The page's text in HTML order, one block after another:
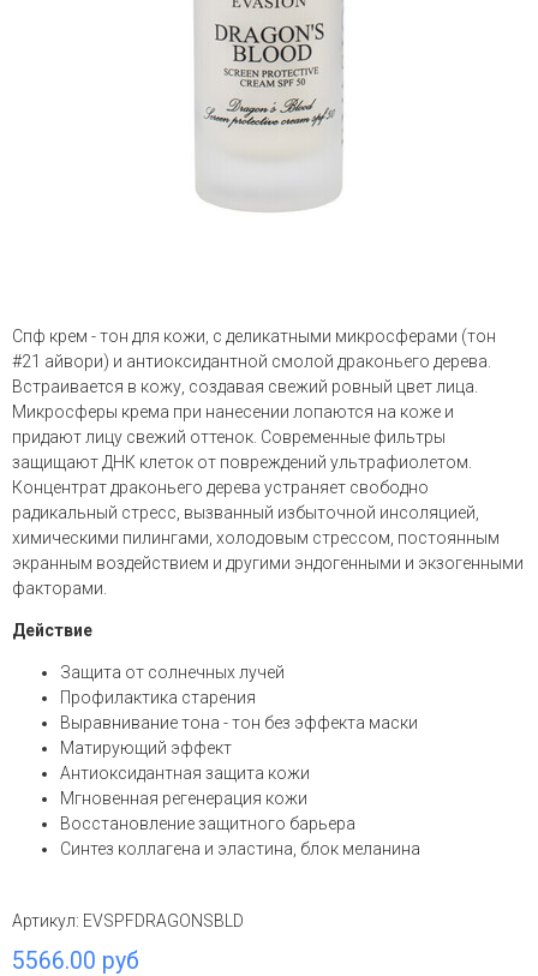
Спф крем - тон для кожи, с деликатными микросферами (тон
#21 айвори) и антиоксидантной смолой драконьего дерева.
Встраивается в кожу, создавая свежий ровный цвет лица.
Микросферы крема при нанесении лопаются на коже и
придают лицу свежий оттенок. Современные фильтры
защищают ДНК клеток от повреждений ультрафиолетом.
Концентрат драконьего дерева устраняет свободно
радикальный стресс, вызванный избыточной инсоляцией,
химическими пилингами, холодовым стрессом, постоянным
экранным воздействием и другими эндогенными и экзогенными
факторами.
Действие
Защита от солнечных лучей
Профилактика старения
Выравнивание тона - тон без эффекта маски
Матирующий эффект
Антиоксидантная защита кожи
Мгновенная регенерация кожи
Восстановление защитного барьера
Синтез коллагена и эластина, блок меланина
Артикул: EVSPFDRAGONSBLD
5566.00 руб